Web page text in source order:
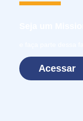
Acessar